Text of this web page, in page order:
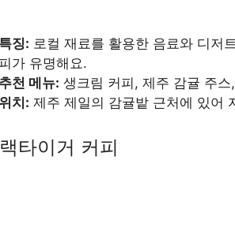
특징: 로컬 재료를 활용한 음료와 디저
피가 유명해요.
추천 메뉴: 생크림 커피, 제주 감귤 주스
위치: 제주 제일의 감귤밭 근처에 있어
타이거 커피